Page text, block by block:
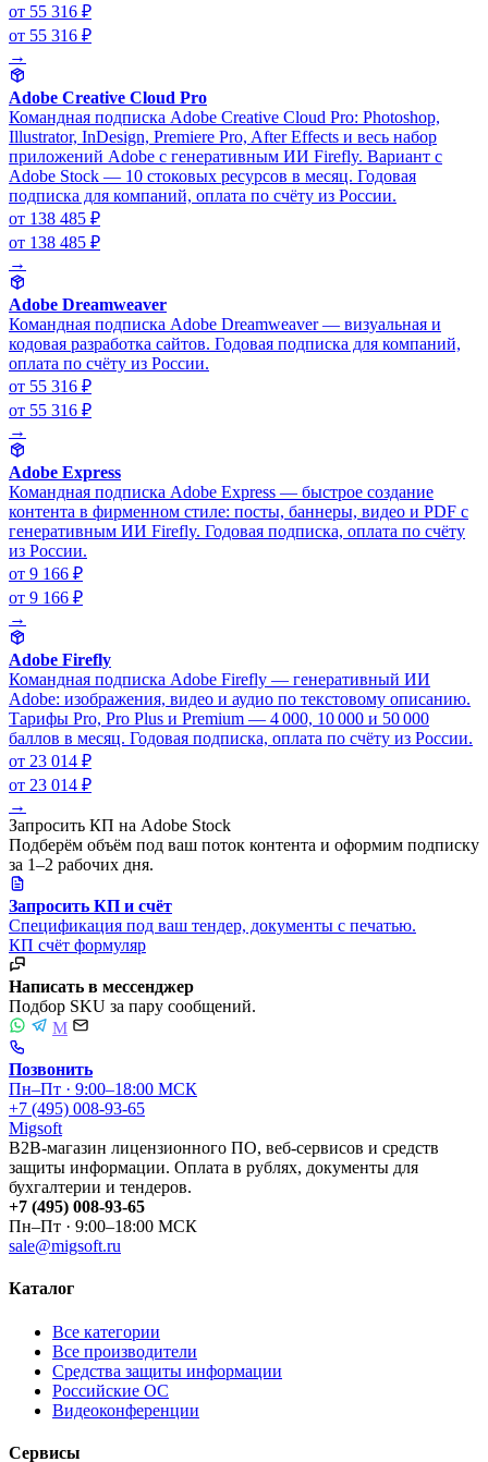
от 55 316 ₽
от 55 316 ₽
→
Adobe Creative Cloud Pro
Командная подписка Adobe Creative Cloud Pro: Photoshop,
Illustrator, InDesign, Premiere Pro, After Effects и весь набор
приложений Adobe с генеративным ИИ Firefly. Вариант с
Adobe Stock — 10 стоковых ресурсов в месяц. Годовая
подписка для компаний, оплата по счёту из России.
от 138 485 ₽
от 138 485 ₽
→
Adobe Dreamweaver
Командная подписка Adobe Dreamweaver — визуальная и
кодовая разработка сайтов. Годовая подписка для компаний,
оплата по счёту из России.
от 55 316 ₽
от 55 316 ₽
→
Adobe Express
Командная подписка Adobe Express — быстрое создание
контента в фирменном стиле: посты, баннеры, видео и PDF с
генеративным ИИ Firefly. Годовая подписка, оплата по счёту
из России.
от 9 166 ₽
от 9 166 ₽
→
Adobe Firefly
Командная подписка Adobe Firefly — генеративный ИИ
Adobe: изображения, видео и аудио по текстовому описанию.
Тарифы Pro, Pro Plus и Premium — 4 000, 10 000 и 50 000
баллов в месяц. Годовая подписка, оплата по счёту из России.
от 23 014 ₽
от 23 014 ₽
→
Запросить КП на Adobe Stock
Подберём объём под ваш поток контента и оформим подписку
за 1–2 рабочих дня.
Запросить КП и счёт
Спецификация под ваш тендер, документы с печатью.
КП счёт формуляр
Написать в мессенджер
Подбор SKU за пару сообщений.
M
Позвонить
Пн–Пт · 9:00–18:00 МСК
+7 (495) 008-93-65
Migsoft
B2B-магазин лицензионного ПО, веб-сервисов и средств
защиты информации. Оплата в рублях, документы для
бухгалтерии и тендеров.
+7 (495) 008-93-65
Пн–Пт · 9:00–18:00 МСК
sale@migsoft.ru
Каталог
Все категории
Все производители
Средства защиты информации
Российские ОС
Видеоконференции
Сервисы